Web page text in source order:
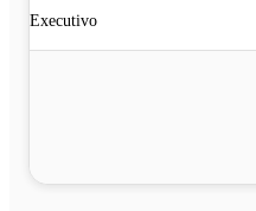
Executivo